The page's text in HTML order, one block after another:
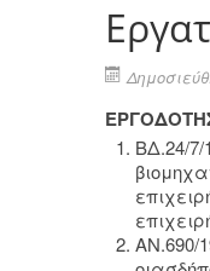
ΒΔ.24/7/
ΑΝ.690/